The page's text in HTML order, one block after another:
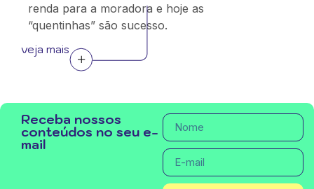
renda para a moradora e hoje as
“quentinhas” são sucesso.
veja mais
Receba nossos
conteúdos no seu e-
mail